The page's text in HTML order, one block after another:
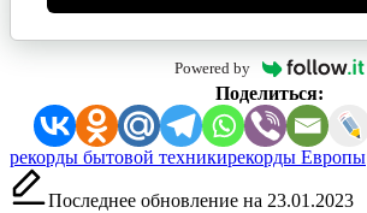
Powered by
Поделиться:
Метки:
рекорды бытовой техникирекорды Европы
Последнее обновление на 23.01.2023